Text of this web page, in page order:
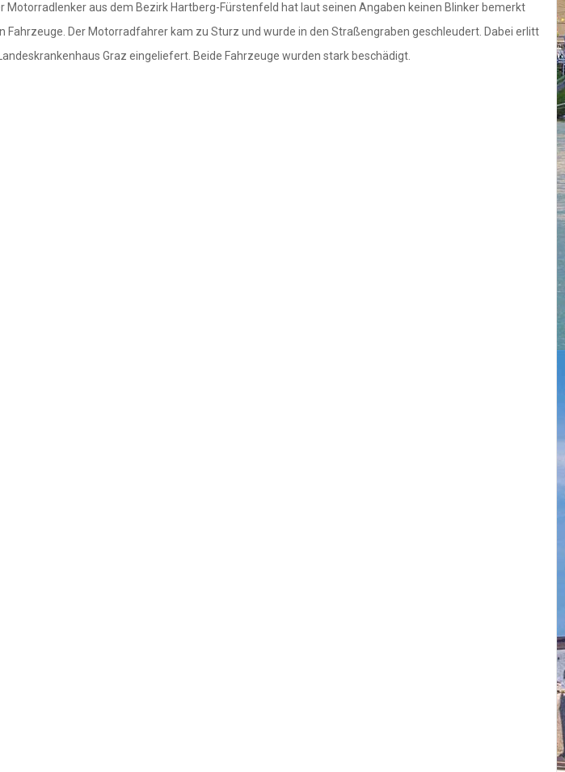
aus dem Bezirk Hartberg-Fürstenfeld hat laut seinen Angaben keinen Blinker bemerkt
Der Motorradfahrer kam zu Sturz und wurde in den Straßengraben geschleudert. Dabei erlitt
Graz eingeliefert. Beide Fahrzeuge wurden stark beschädigt.